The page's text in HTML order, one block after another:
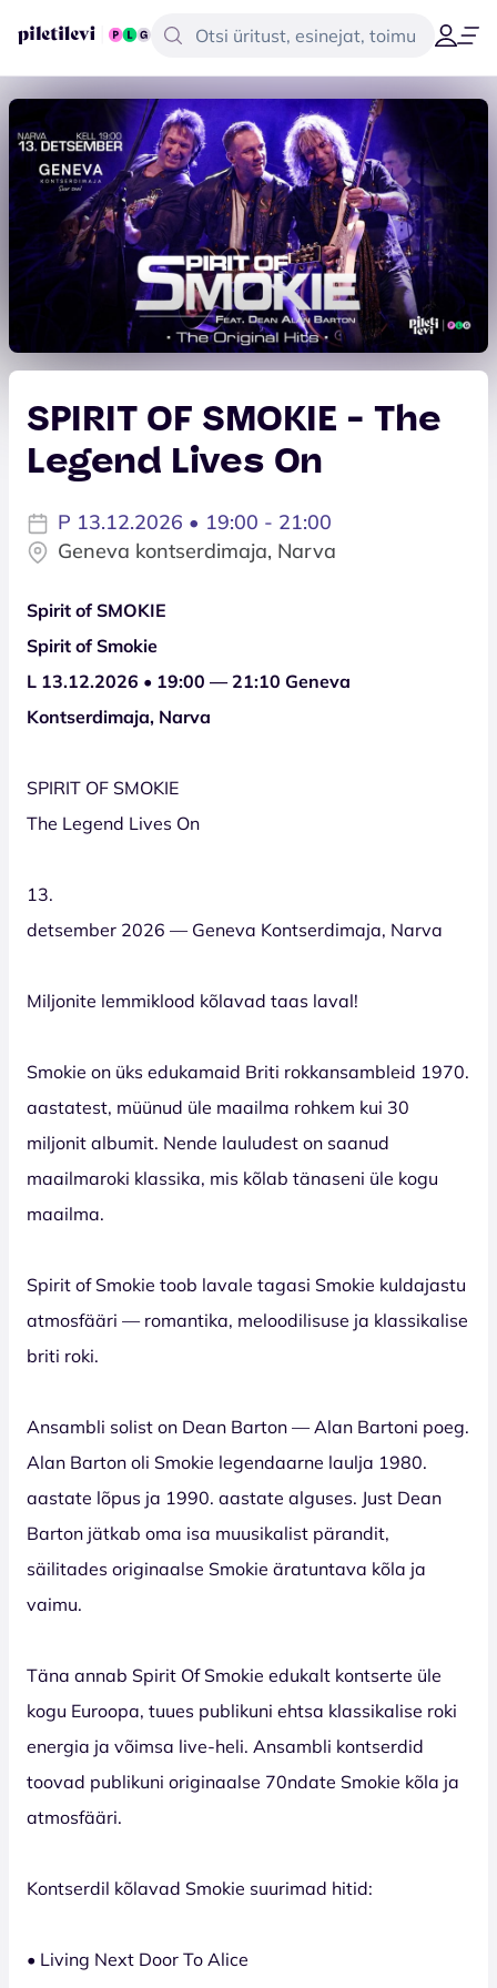
SPIRIT OF SMOKIE - The
Legend Lives On
P 13.12.2026 • 19:00 - 21:00
Geneva kontserdimaja, Narva
Spirit of SMOKIE
Spirit of Smokie
L 13.12.2026 • 19:00 — 21:10 Geneva
Kontserdimaja, Narva
SPIRIT OF SMOKIE
The Legend Lives On
13.
detsember 2026 — Geneva Kontserdimaja, Narva
Miljonite lemmiklood kõlavad taas laval!
Smokie on üks edukamaid Briti rokkansambleid 1970.
aastatest, müünud üle maailma rohkem kui 30
miljonit albumit. Nende lauludest on saanud
maailmaroki klassika, mis kõlab tänaseni üle kogu
maailma.
Spirit of Smokie toob lavale tagasi Smokie kuldajastu
atmosfääri — romantika, meloodilisuse ja klassikalise
briti roki.
Ansambli solist on Dean Barton — Alan Bartoni poeg.
Alan Barton oli Smokie legendaarne laulja 1980.
aastate lõpus ja 1990. aastate alguses. Just Dean
Barton jätkab oma isa muusikalist pärandit,
säilitades originaalse Smokie äratuntava kõla ja
vaimu.
Täna annab Spirit Of Smokie edukalt kontserte üle
kogu Euroopa, tuues publikuni ehtsa klassikalise roki
energia ja võimsa live-heli. Ansambli kontserdid
toovad publikuni originaalse 70ndate Smokie kõla ja
atmosfääri.
Kontserdil kõlavad Smokie suurimad hitid:
• Living Next Door To Alice